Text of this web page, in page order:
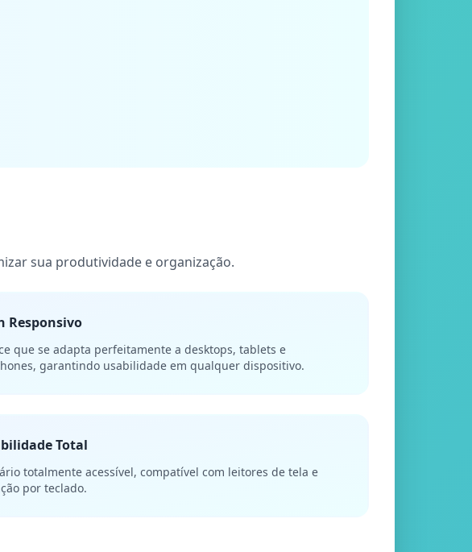
sua produtividade e organização.
Responsivo
que se adapta perfeitamente a desktops, tablets e
garantindo usabilidade em qualquer dispositivo.
Total
totalmente acessível, compatível com leitores de tela e
por teclado.